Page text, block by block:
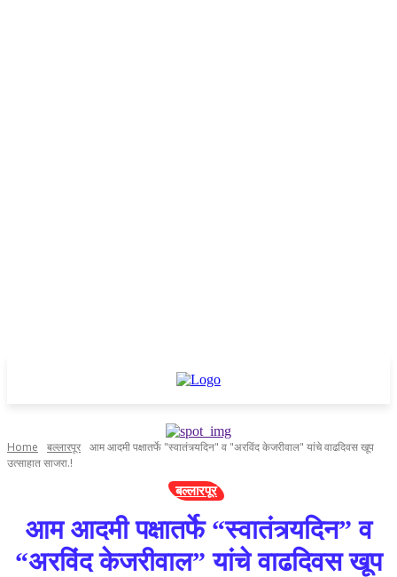
Home बल्लारपूर आम आदमी पक्षातर्फे "स्वातंत्र्यदिन" व "अरविंद केजरीवाल" यांचे वाढदिवस खूप
उत्साहात साजरा.!
बल्लारपूर
आम आदमी पक्षातर्फे “स्वातंत्र्यदिन” व
“अरविंद केजरीवाल” यांचे वाढदिवस खूप